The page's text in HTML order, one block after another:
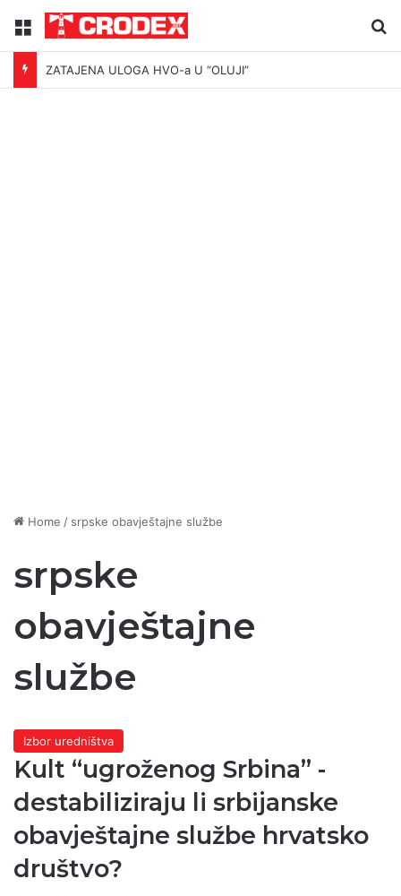
Menu
ZATAJENA ULOGA HVO-a U “OLUJI”
Home / srpske obavještajne službe
srpske
obavještajne
službe
Izbor uredništva
Kult “ugroženog Srbina” -
destabiliziraju li srbijanske
obavještajne službe hrvatsko
društvo?